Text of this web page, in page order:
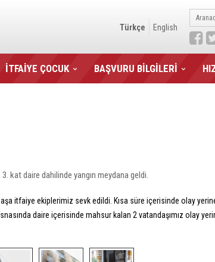
Türkçe English
İTFAİYE ÇOCUK BAŞVURU BİLGİLERİ
kat daire dahilinde yangın meydana geldi.
itfaiye ekiplerimiz sevk edildi. Kısa süre içerisinde olay
daire içerisinde mahsur kalan 2 vatandaşımız olay